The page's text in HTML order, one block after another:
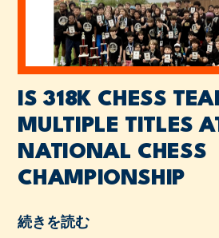
IS 318K CHESS
MULTIPLE TITLES
NATIONAL CHESS
CHAMPIONSHIP
続きを読む